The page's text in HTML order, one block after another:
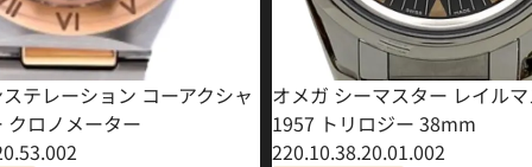
テレーション コーアクシャ
クロノメーター
オメガ シーマスター レイル
1957 トリロジー 38mm
220.10.38.20.01.002